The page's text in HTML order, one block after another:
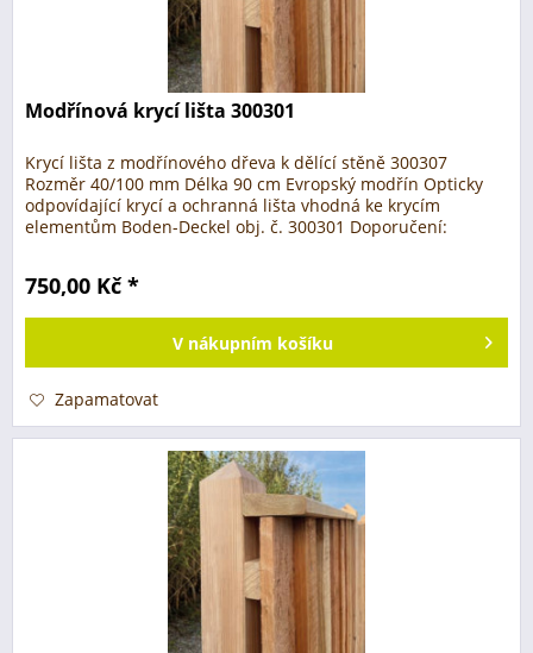
Modřínová krycí lišta 300301
Krycí lišta z modřínového dřeva k dělící stěně 300307
Rozměr 40/100 mm Délka 90 cm Evropský modřín Opticky
odpovídající krycí a ochranná lišta vhodná ke krycím
elementům Boden-Deckel obj. č. 300301 Doporučení:
750,00 Kč *
V nákupním košíku
Zapamatovat